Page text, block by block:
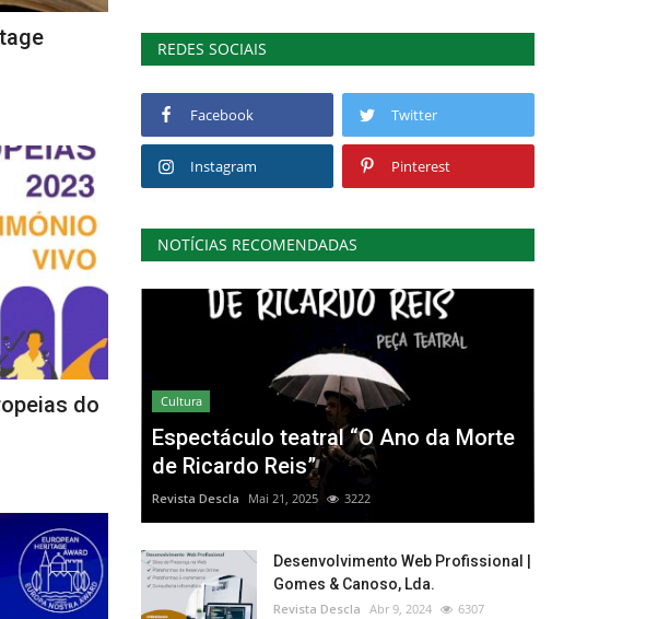
do
REDES SOCIAIS
Facebook Twitter
Instagram Pinterest
NOTÍCIAS RECOMENDADAS
Cultura
Espectáculo teatral “O Ano da Morte
de Ricardo Reis”
Revista Descla Mai 21, 2025 3222
Desenvolvimento Web Profissional |
Gomes & Canoso, Lda.
Revista Descla Abr 9, 2024 6307